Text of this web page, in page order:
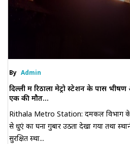
By Admin
दिल्ली में रिठाला मेट्रो स्टेशन के पास
एक की मौत...
Rithala Metro Station: दमकल विभाग के
से धुएं का घना गुबार उठता देखा गया तथा
सुरक्षित स्था...